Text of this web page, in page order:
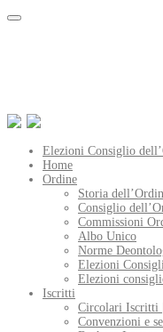
Elezioni Consiglio
Home
Ordine
Storia
Consiglio
Commissioni
Albo Unico
Norme
Elezioni
Elezioni
Iscritti
Circolari Iscritti
Convenzioni e